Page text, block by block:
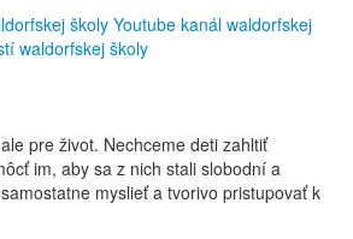
školy Youtube kanál waldorfskej
waldorfskej školy
pre život. Nechceme deti zahltiť
im, aby sa z nich stali slobodní a
myslieť a tvorivo pristupovať k